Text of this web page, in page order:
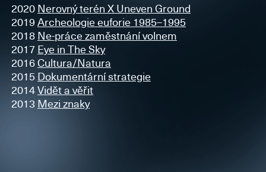
2020 Nerovný terén X Uneven Ground
2019 Archeologie euforie 1985–1995
2018 Ne-práce zaměstnání volnem
2017 Eye in The Sky
2016Cultura/Natura
2015 Dokumentární strategie
2014Vidět a věřit
2013 Mezi znaky